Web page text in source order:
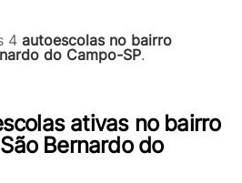
4 autoescolas no bairro
do Campo-SP.
ativas no bairro
Bernardo do